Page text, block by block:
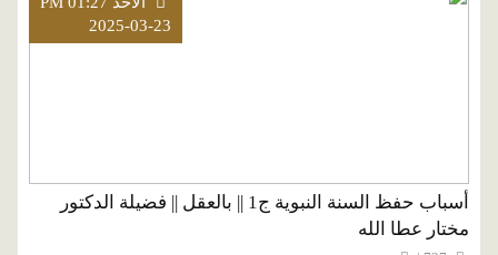
2025-03-23
أسباب حفظ السنة النبوية ج1 || بالعقل || فضيلة الدكتور
مختار عطا الله